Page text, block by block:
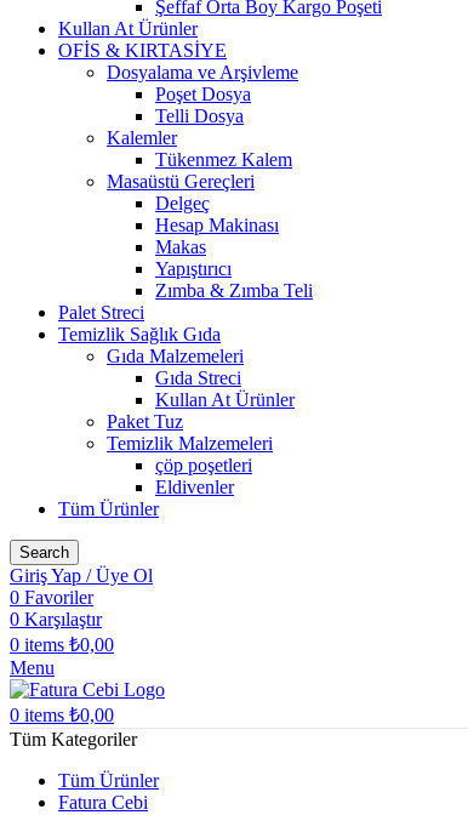
Şeffaf Orta Boy Kargo Poşeti
Kullan At Ürünler
OFİS & KIRTASİYE
Dosyalama ve Arşivleme
Poşet Dosya
Telli Dosya
Kalemler
Tükenmez Kalem
Masaüstü Gereçleri
Delgeç
Hesap Makinası
Makas
Yapıştırıcı
Zımba & Zımba Teli
Palet Streci
Temizlik Sağlık Gıda
Gıda Malzemeleri
Gıda Streci
Kullan At Ürünler
Paket Tuz
Temizlik Malzemeleri
çöp poşetleri
Eldivenler
Tüm Ürünler
Search
Giriş Yap / Üye Ol
0 Favoriler
0 Karşılaştır
0 items ₺0,00
Menu
0 items ₺0,00
Tüm Kategoriler
Tüm Ürünler
Fatura Cebi